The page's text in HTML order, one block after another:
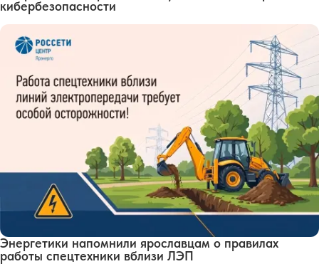
кибербезопасности
Энергетики напомнили ярославцам о правилах
работы спецтехники вблизи ЛЭП